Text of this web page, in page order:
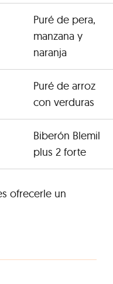
Puré de pera,
manzana y
naranja
Puré de arroz
con verduras
Biberón Blemil
plus 2 forte
ofrecerle un